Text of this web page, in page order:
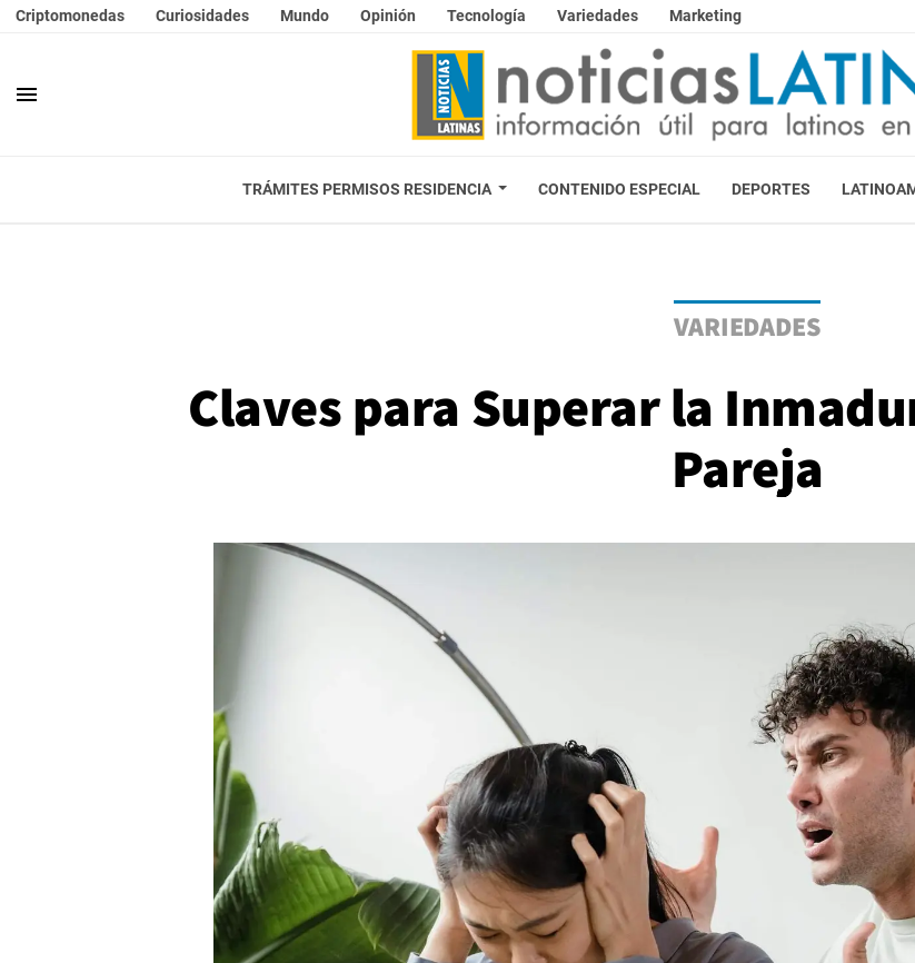
Criptomonedas Curiosidades Mundo Opinión Tecnología Variedades Marketing
menu
TRÁMITES PERMISOS RESIDENCIA CONTENIDO ESPECIAL DEPORTES
VARIEDADES
Claves para Superar la
Pareja